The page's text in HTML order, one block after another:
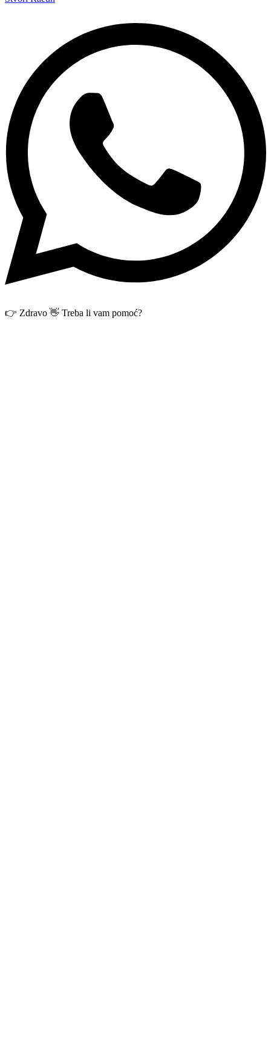
👉 Zdravo 👋 Treba li vam pomoć?